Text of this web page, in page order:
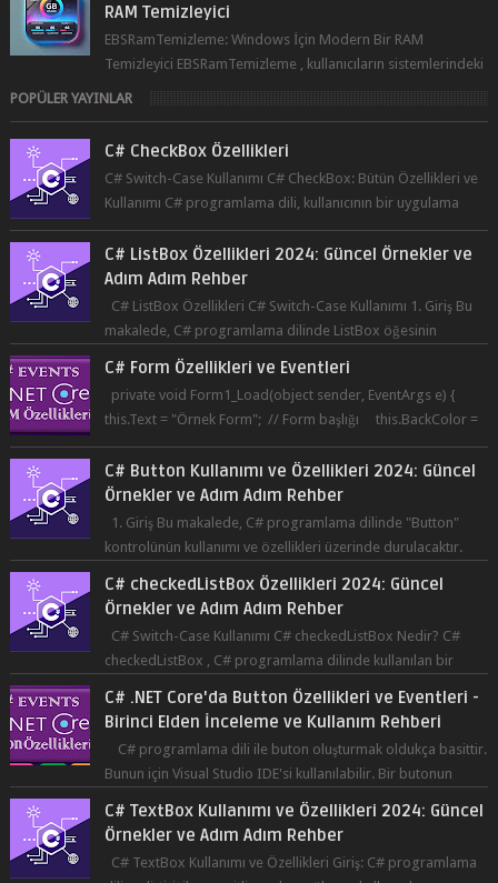
RAM Temizleyici
EBSRamTemizleme: Windows İçin Modern Bir RAM
Temizleyici EBSRamTemizleme , kullanıcıların sistemlerindeki
RAM kullanı...
POPÜLER YAYINLAR
C# CheckBox Özellikleri
C# Switch-Case Kullanımı C# CheckBox: Bütün Özellikleri ve
Kullanımı C# programlama dili, kullanıcının bir uygulama
üzerinde seçim yapma...
C# ListBox Özellikleri 2024: Güncel Örnekler ve
Adım Adım Rehber
C# ListBox Özellikleri C# Switch-Case Kullanımı 1. Giriş Bu
makalede, C# programlama dilinde ListBox öğesinin
C# Form Özellikleri ve Eventleri
private void Form1_Load(object sender, EventArgs e) {
this.Text = "Örnek Form"; // Form başlığı this.BackColor =
Co...
C# Button Kullanımı ve Özellikleri 2024: Güncel
Örnekler ve Adım Adım Rehber
1. Giriş Bu makalede, C# programlama dilinde "Button"
kontrolünün kullanımı ve özellikleri üzerinde durulacaktır.
C# checkedListBox Özellikleri 2024: Güncel
Örnekler ve Adım Adım Rehber
C# Switch-Case Kullanımı C# checkedListBox Nedir? C#
checkedListBox , C# programlama dilinde kullanılan bir
C# .NET Core'da Button Özellikleri ve Eventleri -
Birinci Elden İnceleme ve Kullanım Rehberi
C# programlama dili ile buton oluşturmak oldukça basittir.
Bunun için Visual Studio IDE'si kullanılabilir. Bir butonun
C# TextBox Kullanımı ve Özellikleri 2024: Güncel
Örnekler ve Adım Adım Rehber
C# TextBox Kullanımı ve Özellikleri Giriş: C# programlama